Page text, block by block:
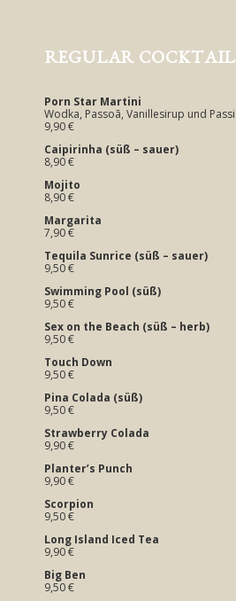
REGULAR
Porn Star Martini
Wodka, Passoã, Vanillesirup und
9,90 €
Caipirinha (süß – sauer)
8,90 €
Mojito
8,90 €
Margarita
7,90 €
Tequila Sunrice (süß – sauer)
9,50 €
Swimming Pool (süß)
9,50 €
Sex on the Beach (süß – herb)
9,50 €
Touch Down
9,50 €
Pina Colada (süß)
9,50 €
Strawberry Colada
9,90 €
Planter’s Punch
9,90 €
Scorpion
9,50 €
Long Island Iced Tea
9,90 €
Big Ben
9,50 €